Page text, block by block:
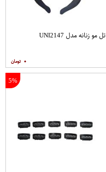
تل مو زنانه مدل UNI2147
۰
5%